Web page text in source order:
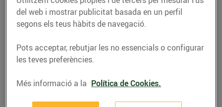
del web i mostrar publicitat basada en un perfil
segons els teus hàbits de navegació.
Pots acceptar, rebutjar les no essencials o configurar
les teves preferències.
Més informació a la Política de Cookies.